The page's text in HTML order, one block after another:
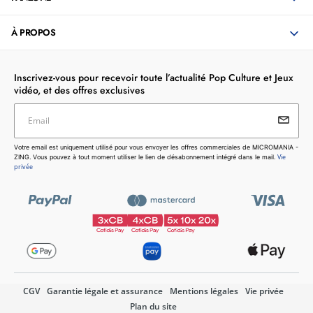
Technologie de connectivité : Sans fil
À PROPOS
Inscrivez-vous pour recevoir toute l’actualité Pop Culture et Jeux
vidéo, et des offres exclusives
Votre email est uniquement utilisé pour vous envoyer les
offres commerciales de MICROMANIA - ZING. Vous pouvez
à tout moment utiliser le lien de désabonnement intégré dans
Email
Votre email est uniquement utilisé pour vous envoyer les offres commerciales de MICROMANIA -
ZING. Vous pouvez à tout moment utiliser le lien de désabonnement intégré dans le mail. Vie
privée
CGV Garantie légale et assurance Mentions légales
Vie privée
Plan du site